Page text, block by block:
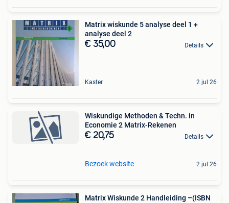
Matrix wiskunde 5 analyse deel 1 +
analyse deel 2
€ 35,00 Details
Kaster 2 jul 26
Wiskundige Methoden & Techn. in
Economie 2 Matrix-Rekenen
€ 20,75 Details
Bezoek website 2 jul 26
Matrix Wiskunde 2 Handleiding –(ISBN